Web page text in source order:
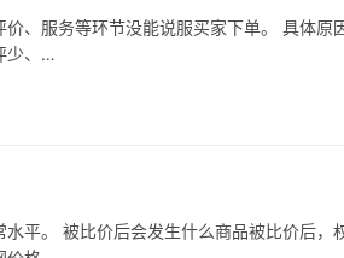
、服务等环节没能说服买家下单。 具体原
少、…
平。 被比价后会发生什么商品被比价后，